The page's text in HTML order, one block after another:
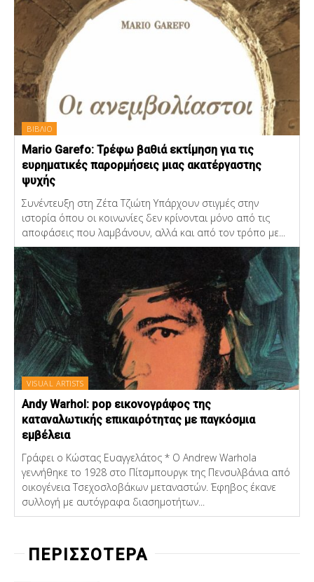
ΒΙΒΛΙΟ
Mario Garefo: Τρέφω βαθιά εκτίμηση για τις
ευρηματικές παρορμήσεις μιας ακατέργαστης
ψυχής
Συνέντευξη στη Ζέτα Τζιώτη Υπάρχουν στιγμές στην
ιστορία όπου οι κοινωνίες δεν κρίνονται μόνο από τις
αποφάσεις που λαμβάνουν, αλλά και από τον τρόπο με...
VISUAL ARTISTS
Andy Warhol: pop εικονογράφος της
καταναλωτικής επικαιρότητας με παγκόσμια
εμβέλεια
Γράφει ο Κώστας Ευαγγελάτος * Ο Andrew Warhola
γεννήθηκε το 1928 στο Πίτσμπουργκ της Πενσυλβάνια από
οικογένεια Τσεχοσλοβάκων μεταναστών. Έφηβος έκανε
συλλογή με αυτόγραφα διασημοτήτων...
ΠΕΡΙΣΣΟΤΕΡΑ